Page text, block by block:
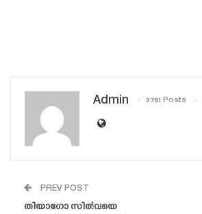
Admin 3761 Posts
PREV POST
തിയാഗോ സിൽവയെ